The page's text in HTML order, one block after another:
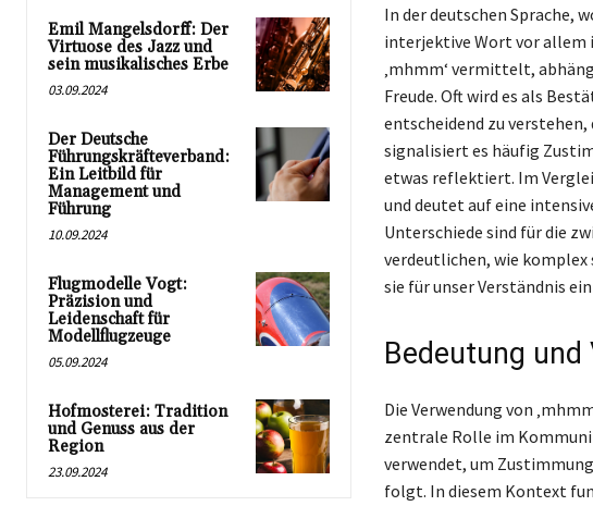
Emil Mangelsdorff: Der
Virtuose des Jazz und
sein musikalisches Erbe
03.09.2024
Der Deutsche
Führungskräfteverband:
Ein Leitbild für
Management und
Führung
10.09.2024
Flugmodelle Vogt:
Präzision und
Leidenschaft für
Modellflugzeuge
05.09.2024
Hofmosterei: Tradition
und Genuss aus der
Region
23.09.2024
In der deutschen Sprache,
interjektive Wort vor allem
‚mhmm‘ vermittelt,
Freude. Oft wird es als
entscheidend zu
signalisiert es häufig
etwas reflektiert. Im
und deutet auf eine
Unterschiede sind für die
verdeutlichen, wie komplex
sie für unser Verständnis
Bedeutung
Die Verwendung von
zentrale Rolle im
verwendet, um
folgt. In diesem Kontext